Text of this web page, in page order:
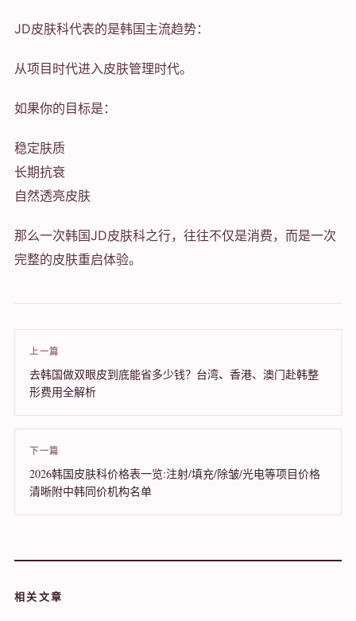
JD皮肤科代表的是韩国主流趋势：
从项目时代进入皮肤管理时代。
如果你的目标是：
稳定肤质
长期抗衰
自然透亮皮肤
那么一次韩国JD皮肤科之行，往往不仅是消费，而是一次
完整的皮肤重启体验。
上一篇
去韩国做双眼皮到底能省多少钱？台湾、香港、澳门赴韩整
形费用全解析
下一篇
2026韩国皮肤科价格表一览:注射/填充/除皱/光电等项目价格
清晰附中韩同价机构名单
相关文章